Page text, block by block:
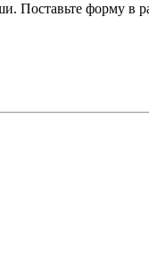
Поставьте форму в